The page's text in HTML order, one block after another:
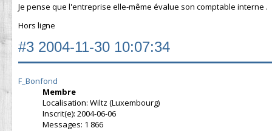
Je pense que l'entreprise elle-même évalue son comptable interne .
Hors ligne
#3 2004-11-30 10:07:34
F_Bonfond
Membre
Localisation: Wiltz (Luxembourg)
Inscrit(e): 2004-06-06
Messages: 1 866